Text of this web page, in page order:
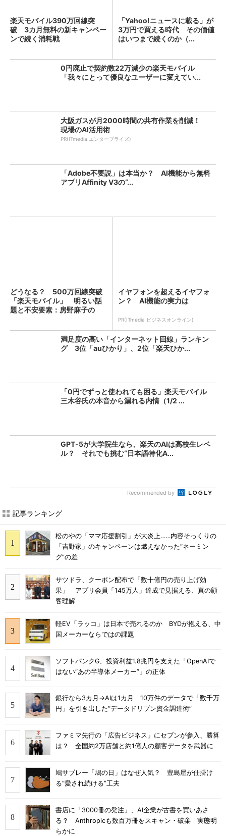
楽天モバイル390万回線突
破 3カ月無料の新キャンペー
ンで続く消耗戦
「Yahoo!ニュースに載る」が
3万円で買える時代 その価値
はいつまで続くのか（...
0円廃止で契約数22万減少の楽天モバイル
「我々にとって優良なユーザーに変えてい...
大阪ガスが月2000時間の共有作業を削減！
現場のAI活用術
PR(ITmedia エンタープライズ)
「Adobe不要説」は本当か？ AI機能から無料
アプリAffinity V3の“...
どうなる？ 500万回線突破
「楽天モバイル」 明るい話
題と不安要素：房野麻子の
イヤフォンを超えるイヤフォ
ン？ AI機能の実力は
PR(ITmedia ビジネスオンライン)
満足度の高い「インターネット回線」ランキン
グ 3位「auひかり」、2位「楽天ひか...
「0円でずっと使われても困る」楽天モバイル
三木谷氏の本音から漏れる内情（1/2 ...
GPT-5が大学院生なら、楽天のAIは高校生レベ
ル？ それでも挑む“日本語特化A...
Recommended by
記事ランキング
松のやの「ママ応援割引」が大炎上……内容そっくりの
「吉野家」のキャンペーンは燃えなかった“ネーミン
グ”の差
サツドラ、クーポン配布で「数十億円の売り上げ効
果」 アプリ会員「145万人」達成で見据える、真の顧
客理解
軽EV「ラッコ」は日本で売れるのか BYDが抱える、中
国メーカーならではの課題
ソフトバンクG、投資利益1.8兆円を支えた「OpenAIで
はない“あの半導体メーカー”」の正体
銀行なら3カ月→AIは1カ月 10万件のデータで「数千万
円」を引き出した“データドリブン資金調達術”
ファミマ先行の「広告ビジネス」にセブンが参入、勝算
は？ 全国約2万店舗と約1億人の顧客データを武器に
鳩サブレー「鳩の日」はなぜ人気？ 豊島屋が仕掛け
る“愛され続ける”工夫
書店に「3000冊の発注」、AI企業が古書を買いあさ
る？ Anthropicも数百万冊をスキャン・破棄 実態明
らかに